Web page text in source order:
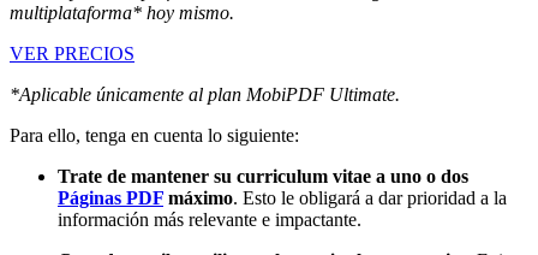
multiplataforma* hoy mismo.
VER PRECIOS
*Aplicable únicamente al plan MobiPDF Ultimate.
Para ello, tenga en cuenta lo siguiente:
Trate de mantener su curriculum vitae a uno o dos
Páginas PDF máximo. Esto le obligará a dar prioridad a la
información más relevante e impactante.